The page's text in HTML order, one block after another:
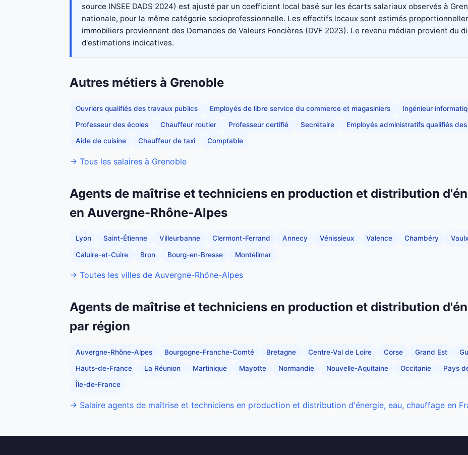
source INSEE DADS 2024) est ajusté par un coefficient local basé sur les écarts salariaux observés à
nationale, pour la même catégorie socioprofessionnelle. Les effectifs locaux sont estimés
immobiliers proviennent des Demandes de Valeurs Foncières (DVF 2023). Le revenu médian provient du
d'estimations indicatives.
Autres métiers à Grenoble
Ouvriers qualifiés des travaux publics Employés de libre service du commerce et magasiniers Ingénieur
Professeur des écoles Chauffeur routier Professeur certifié Secrétaire Employés administratifs qualifiés
Aide de cuisine Chauffeur de taxi Comptable
→ Tous les salaires à Grenoble
Agents de maîtrise et techniciens en production et distribution
en Auvergne-Rhône-Alpes
Lyon Saint-Étienne Villeurbanne Clermont-Ferrand Annecy Vénissieux Valence Chambéry
Caluire-et-Cuire Bron Bourg-en-Bresse Montélimar
→ Toutes les villes de Auvergne-Rhône-Alpes
Agents de maîtrise et techniciens en production et distribution
par région
Auvergne-Rhône-Alpes Bourgogne-Franche-Comté Bretagne Centre-Val de Loire Corse Grand Est
Hauts-de-France La Réunion Martinique Mayotte Normandie Nouvelle-Aquitaine Occitanie Pays
Île-de-France
→ Salaire agents de maîtrise et techniciens en production et distribution d'énergie, eau, chauffage en